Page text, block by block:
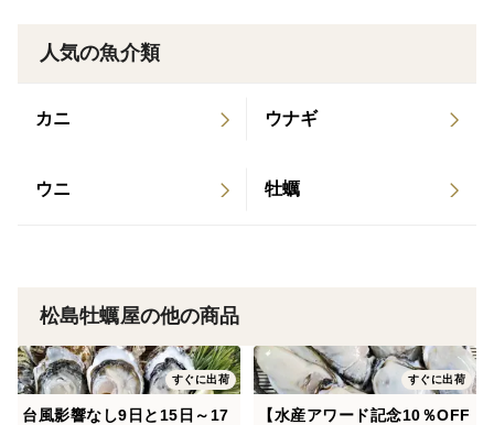
原産地：採取海域 宮城県
したら即日が消費期限です。
⚠️生ものですので、できるだけお早めにお召し上がり
人気の魚介類
カニ ウナギ
ウニ 牡蠣
松島牡蠣屋の他の商品
すぐに出荷
台風影響なし9日と15日～17
すぐに出荷
【水産アワード記念10％OFF